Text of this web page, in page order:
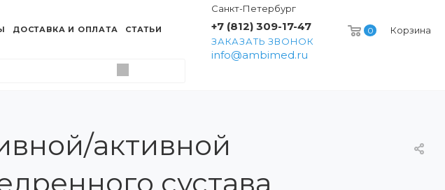
0 Корзина
Санкт-Петербург
+7 (812) 309-17-47
ЗАКАЗАТЬ ЗВОНОК
info@ambimed.ru
ДОСТАВКА И ОПЛАТА СТАТЬИ
активной
сустава